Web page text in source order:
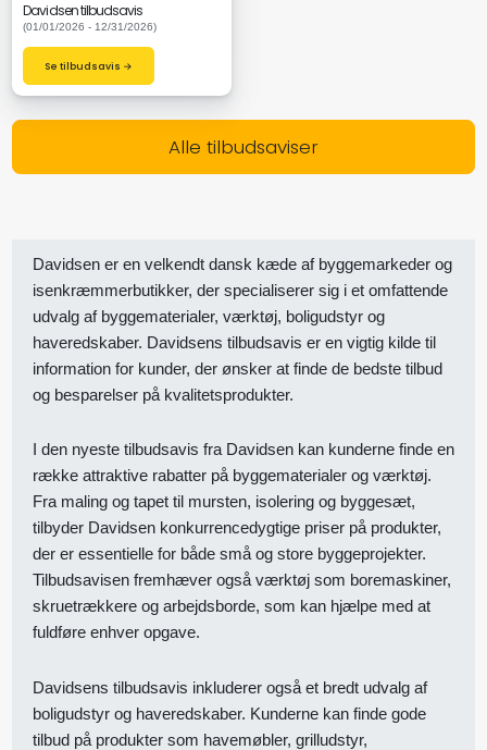
Davidsen tilbudsavis
(01/01/2026 - 12/31/2026)
Se tilbudsavis →
Alle tilbudsaviser
Davidsen er en velkendt dansk kæde af byggemarkeder og
isenkræmmerbutikker, der specialiserer sig i et omfattende
udvalg af byggematerialer, værktøj, boligudstyr og
haveredskaber. Davidsens tilbudsavis er en vigtig kilde til
information for kunder, der ønsker at finde de bedste tilbud
og besparelser på kvalitetsprodukter.
I den nyeste tilbudsavis fra Davidsen kan kunderne finde en
række attraktive rabatter på byggematerialer og værktøj.
Fra maling og tapet til mursten, isolering og byggesæt,
tilbyder Davidsen konkurrencedygtige priser på produkter,
der er essentielle for både små og store byggeprojekter.
Tilbudsavisen fremhæver også værktøj som boremaskiner,
skruetrækkere og arbejdsborde, som kan hjælpe med at
fuldføre enhver opgave.
Davidsens tilbudsavis inkluderer også et bredt udvalg af
boligudstyr og haveredskaber. Kunderne kan finde gode
tilbud på produkter som havemøbler, grilludstyr,